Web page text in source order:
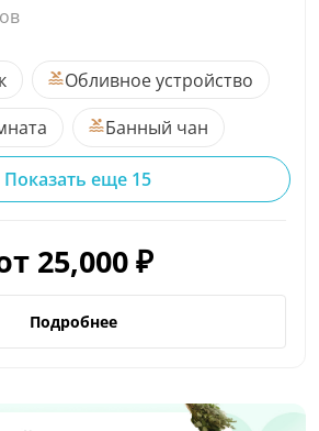
Обливное устройство
Банный чан
Показать еще 15
25,000 ₽
Подробнее